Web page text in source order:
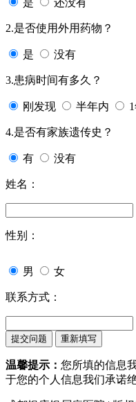
是 还没有
2.是否使用外用药物？
是 没有
3.患病时间有多久？
刚发现 半年内
4.是否有家族遗传史？
有 没有
姓名：
性别：
男 女
联系方式：
温馨提示： 您所填的信息
于您的个人信息我们承诺